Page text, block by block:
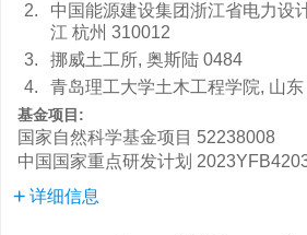
2.
中国能源建设集团浙江省电力设
江 杭州 310012
3.
挪威土工所, 奥斯陆 0484
4.
青岛理工大学土木工程学院, 山
基金项目:
国家自然科学基金项目 52238008
中国国家重点研发计划
详细信息